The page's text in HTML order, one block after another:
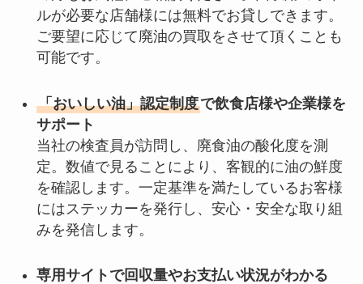
ルが必要な店舗様には無料でお貸しできます。
ご要望に応じて廃油の買取をさせて頂くことも
可能です。
「おいしい油」認定制度で飲食店様や企業様を
サポート
当社の検査員が訪問し、廃食油の酸化度を測
定。数値で見ることにより、客観的に油の鮮度
を確認します。一定基準を満たしているお客様
にはステッカーを発行し、安心・安全な取り組
みを発信します。
専用サイトで回収量やお支払い状況がわかる